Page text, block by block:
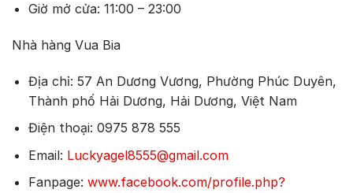
Giờ mở cửa: 11:00 – 23:00
Nhà hàng Vua Bia
Địa chỉ: 57 An Dương Vương, Phường Phúc Duyên,
Thành phố Hải Dương, Hải Dương, Việt Nam
Điện thoại: 0975 878 555
Email: Luckyagel8555@gmail.com
Fanpage: www.facebook.com/profile.php?